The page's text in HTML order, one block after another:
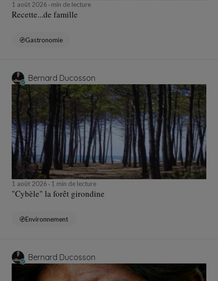
1 août 2026 min de lecture
Recette...de famille
Gastronomie
Bernard Ducosson
1 août 2026 1 min de lecture
"Cybèle" la forêt girondine
Environnement
Bernard Ducosson